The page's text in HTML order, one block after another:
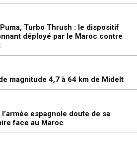
Turbo Thrush : le dispositif
déployé par le Maroc contre
magnitude 4,7 à 64 km de Midelt
espagnole doute de sa
face au Maroc